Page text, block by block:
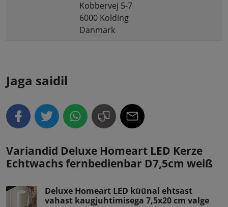
Kobbervej 5-7
6000 Kolding
Danmark
Jaga saidil
Variandid Deluxe Homeart LED Kerze
Echtwachs fernbedienbar D7,5cm weiß
Deluxe Homeart LED küünal ehtsast
vahast kaugjuhtimisega 7,5x20 cm valge